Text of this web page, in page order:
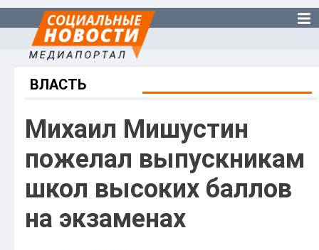
ВЛАСТЬ
Михаил Мишустин
пожелал выпускникам
школ высоких баллов
на экзаменах